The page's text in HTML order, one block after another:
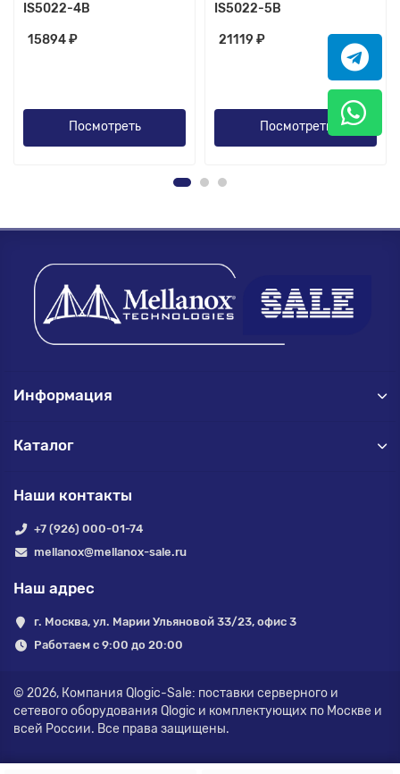
IS5022-4B
15894 ₽
Посмотреть
IS5022-5B
21119 ₽
Посмотреть
Информация
Каталог
Наши контакты
+7 (926) 000-01-74
mellanox@mellanox-sale.ru
Наш адрес
г. Москва, ул. Марии Ульяновой 33/23, офис 3
Работаем с 9:00 до 20:00
© 2026, Компания Qlogic-Sale: поставки серверного и
сетевого оборудования Qlogic и комплектующих по Москве и
всей России. Все права защищены.